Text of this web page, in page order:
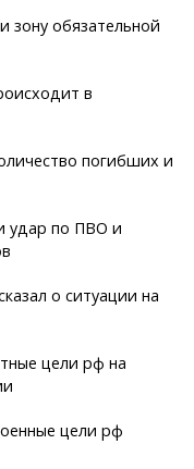
обязательной
в
погибших и
удар по ПВО и
о ситуации на
цели рф на
цели рф